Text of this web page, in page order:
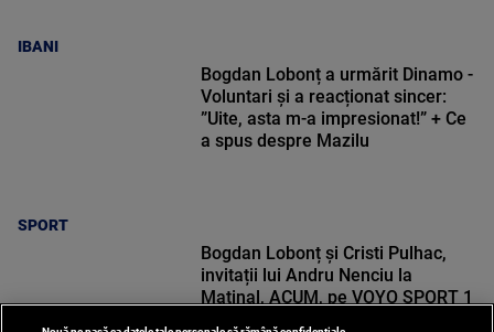
IBANI
SPORT
Bogdan Lobonț a urmărit Dinamo -
Voluntari și a reacționat sincer:
”Uite, asta m-a impresionat!” + Ce
a spus despre Mazilu
Bogdan Lobonț și Cristi Pulhac,
invitații lui Andru Nenciu la
Matinal, ACUM, pe VOYO SPORT 1